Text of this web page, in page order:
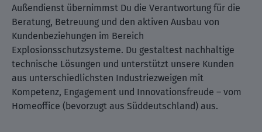
Außendienst übernimmst Du die Verantwortung für die
Beratung, Betreuung und den aktiven Ausbau von
Kundenbeziehungen im Bereich
Explosionsschutzsysteme. Du gestaltest nachhaltige
technische Lösungen und unterstützt unsere Kunden
aus unterschiedlichsten Industriezweigen mit
Kompetenz, Engagement und Innovationsfreude – vom
Homeoffice (bevorzugt aus Süddeutschland) aus.